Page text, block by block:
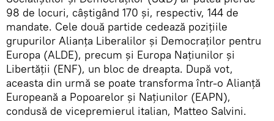
98 de locuri, câștigând 170 și, respectiv, 144 de
mandate. Cele două partide cedează pozițiile
grupurilor Alianța Liberalilor și Democraților pentru
Europa (ALDE), precum și Europa Națiunilor și
Libertății (ENF), un bloc de dreapta. După vot,
aceasta din urmă se poate transforma într-o Alianță
Europeană a Popoarelor și Naţiunilor (EAPN),
condusă de vicepremierul italian, Matteo Salvini.